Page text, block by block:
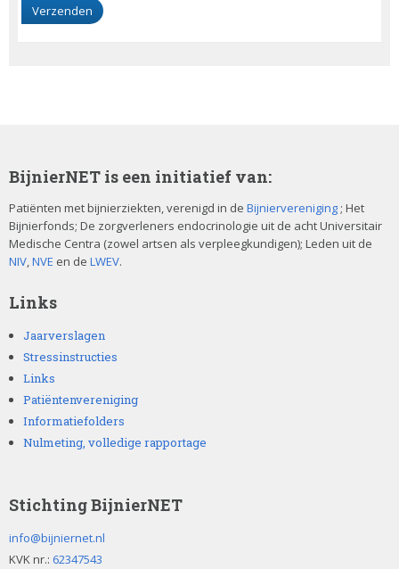
t
v
e
l
d
l
e
t
e
l
a
t
e
BijnierNET is een initiatief van:
Patiënten met bijnierziekten, verenigd in de Bijniervereniging ; Het
Bijnierfonds; De zorgverleners endocrinologie uit de acht Universitair
Medische Centra (zowel artsen als verpleegkundigen); Leden uit de
NIV,NVE en de LWEV.
Links
Jaarverslagen
Stressinstructies
Links
Patiëntenvereniging
Informatiefolders
Nulmeting, volledige rapportage
Stichting BijnierNET
info@bijniernet.nl
KVK nr.: 62347543